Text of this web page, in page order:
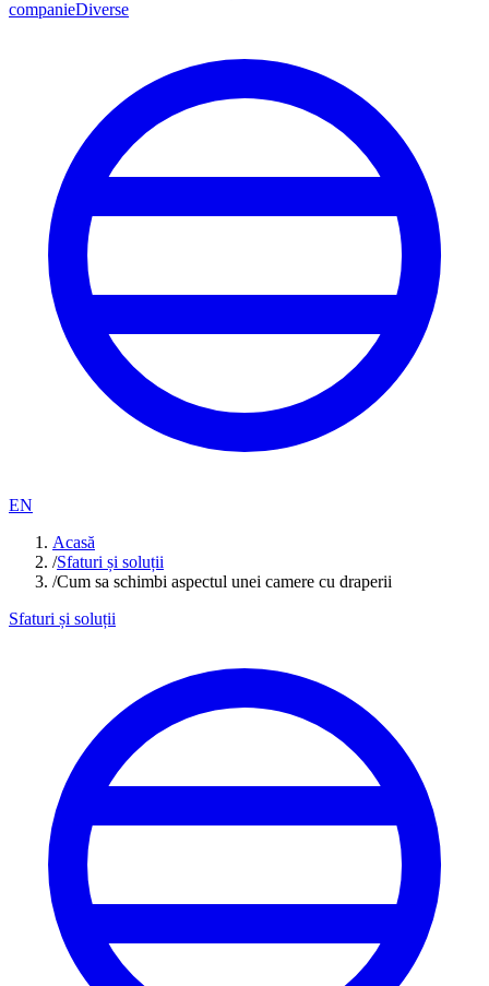
companieDiverse
EN
Acasă
/Sfaturi și soluții
/Cum sa schimbi aspectul unei camere cu draperii
Sfaturi și soluții